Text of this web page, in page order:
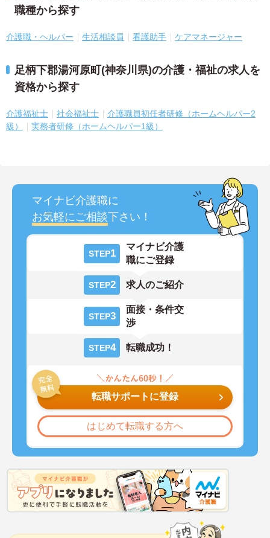
職種から探す
介護職・ヘルパー 生活相談員 看護助手 ケアマネージャー
足柄下郡湯河原町(神奈川県)の介護・福祉の求人を
資格から探す
介護福祉士 社会福祉士
介護職員初任者研修（ホームヘルパー2
級）
実務者研修（ホームヘルパー1級）
マイナビ介護職に
お気軽にご相談下さい！
STEP1
マイナビ介護
職にご登録
STEP2 求人のご紹介
STEP3
面接・条件交
渉
STEP4 転職成功！
転職サポートに登録
はじめて転職する方へ